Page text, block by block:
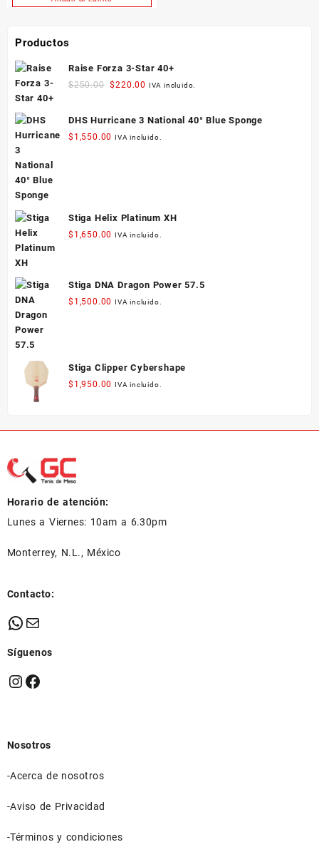
Productos
Raise Forza 3-Star 40+
$250.00 Original
$220.00 Current
IVA incluido.
DHS Hurricane 3 National 40° Blue Sponge
$ 1,550.00 IVA incluido.
Stiga Helix Platinum XH
$ 1,650.00 IVA incluido.
Stiga DNA Dragon Power 57.5
$ 1,500.00 IVA incluido.
Stiga Clipper Cybershape
$ 1,950.00 IVA incluido.
Horario de atención:
Lunes a Viernes: 10am a 6.30pm
Monterrey, N.L., México
Contacto:
WhatsApp
Mail
Síguenos
Instagram
Facebook
Nosotros
-Acerca de nosotros
-Aviso de Privacidad
-Términos y condiciones